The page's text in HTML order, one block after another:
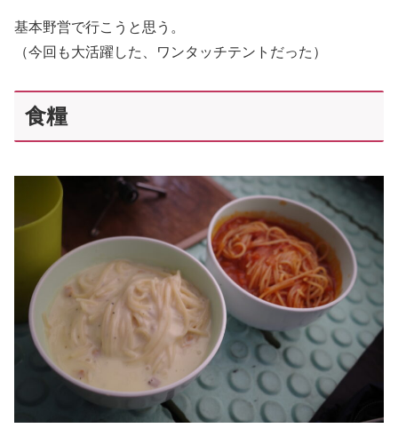
基本野営で行こうと思う。
（今回も大活躍した、ワンタッチテントだった）
食糧